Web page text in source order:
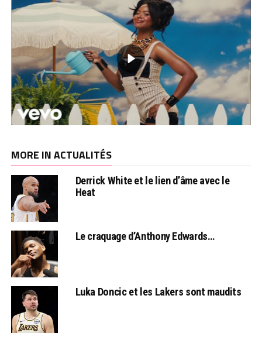
MORE IN ACTUALITÉS
Derrick White et le lien d’âme avec le
Heat
Le craquage d’Anthony Edwards…
Luka Doncic et les Lakers sont maudits